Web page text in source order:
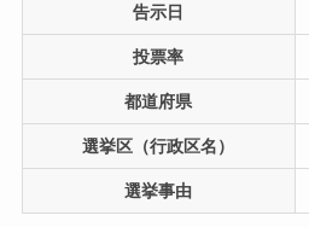
告示日
投票率
都道府県
選挙区（行政区名）
選挙事由